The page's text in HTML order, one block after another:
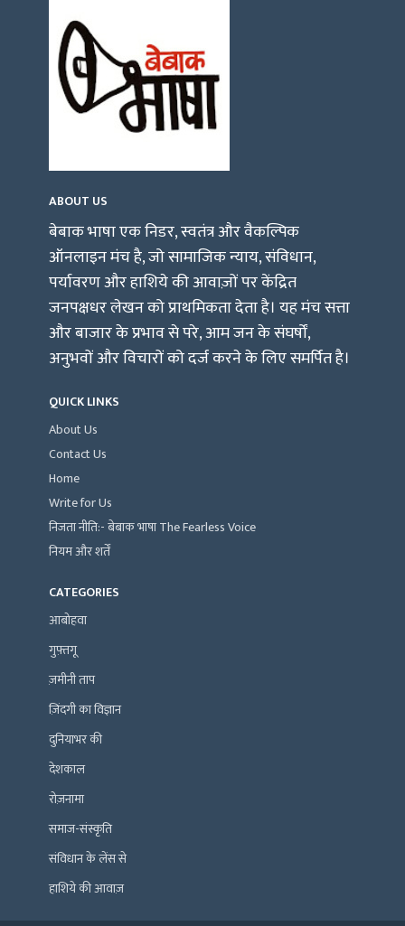
ABOUT US
बेबाक भाषा एक निडर, स्वतंत्र और वैकल्पिक
ऑनलाइन मंच है, जो सामाजिक न्याय, संविधान,
पर्यावरण और हाशिये की आवाज़ों पर केंद्रित
जनपक्षधर लेखन को प्राथमिकता देता है। यह मंच सत्ता
और बाजार के प्रभाव से परे, आम जन के संघर्षों,
अनुभवों और विचारों को दर्ज करने के लिए समर्पित है।
QUICK LINKS
About Us
Contact Us
Home
Write for Us
निजता नीति:- बेबाक भाषा The Fearless Voice
नियम और शर्तें
CATEGORIES
आबोहवा
गुफ़्तगू
ज़मीनी ताप
ज़िंदगी का विज्ञान
दुनियाभर की
देशकाल
रोज़नामा
समाज-संस्कृति
संविधान के लेंस से
हाशिये की आवाज़